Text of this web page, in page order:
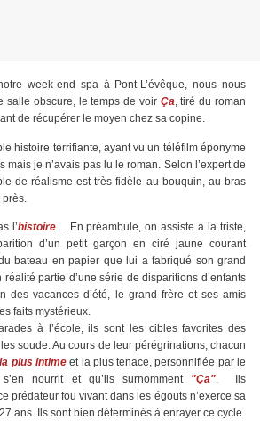
week-end spa à Pont-L’évêque, nous nous
salle obscure, le temps de voir Ça, tiré du roman
de récupérer le moyen chez sa copine.
histoire terrifiante, ayant vu un téléfilm éponyme
mais je n’avais pas lu le roman. Selon l’expert de
de réalisme est très fidèle au bouquin, au bras
l’histoire… En préambule, on assiste à la triste,
d’un petit garçon en ciré jaune courant
bateau en papier que lui a fabriqué son grand
partie d’une série de disparitions d’enfants
des vacances d’été, le grand frère et ses amis
faits mystérieux.
à l’école, ils sont les cibles favorites des
soude. Au cours de leur pérégrinations, chacun
plus intime et la plus tenace, personnifiée par le
nourrit et qu’ils surnomment "Ça". Ils
prédateur fou vivant dans les égouts n’exerce sa
ans. Ils sont bien déterminés à enrayer ce cycle.